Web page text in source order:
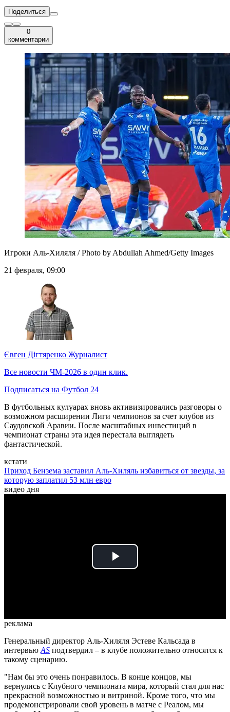
Поделиться
0
комментарии
Игроки Аль-Хиляля / Photo by Abdullah Ahmed/Getty Images
21 февраля, 09:00
Євген Дігтяренко Журналист
Все новости ЧМ-2026 в один клик.
Подписаться на Футбол 24
В футбольных кулуарах вновь активизировались разговоры о
возможном расширении Лиги чемпионов за счет клубов из
Саудовской Аравии. После масштабных инвестиций в
чемпионат страны эта идея перестала выглядеть
фантастической.
кстати
Приход Бензема заставил Аль-Хиляль избавиться от звезды, за
которую заплатил 53 млн евро
видео дня
Play
реклама
Генеральный директор Аль-Хиляля Эстеве Кальсада в
интервьюAS подтвердил – в клубе положительно относятся к
такому сценарию.
"Нам бы это очень понравилось. В конце концов, мы
вернулись с Клубного чемпионата мира, который стал для нас
прекрасной возможностью и витриной. Кроме того, что мы
продемонстрировали свой уровень в матче с Реалом, мы